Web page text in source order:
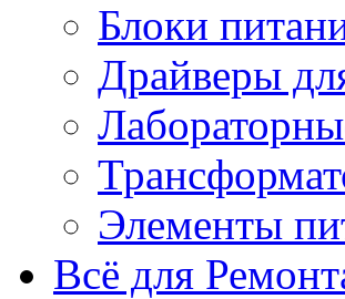
Блоки
Драйверы
Элементы
Всё для